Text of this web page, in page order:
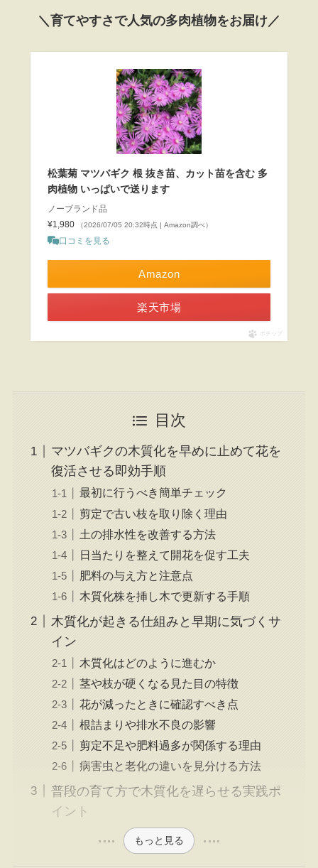
＼育てやすさで人気の多肉植物をお届け／
松葉菊 マツバギク 根 抜き苗、カット苗を含む 多
肉植物 いっぱいで送ります
ノーブランド品
¥1,980
（2026/07/05 20:32時点 | Amazon調べ）
口コミを見る
Amazon
楽天市場
ポチップ
目次
マツバギクの木質化を早めに止めて花を
復活させる即効手順
最初に行うべき簡単チェック
剪定で古い枝を取り除く理由
土の排水性を改善する方法
日当たりを整えて開花を促す工夫
肥料の与え方と注意点
木質化株を挿し木で更新する手順
木質化が起きる仕組みと早期に気づくサ
イン
木質化はどのように進むか
茎や枝が硬くなる見た目の特徴
花が減ったときに確認すべき点
根詰まりや排水不良の影響
剪定不足や肥料過多が関係する理由
病害虫と老化の違いを見分ける方法
普段の育て方で木質化を遅らせる実践ポ
イント
もっと見る